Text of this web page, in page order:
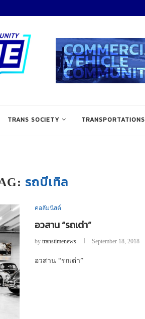
TRANS SOCIETY TRANSPORTATIONS
รถบีเทิล
คอลัมนิสต์
อวสาน “รถเต่า”
by transtimenews September 18, 2018
อวสาน “รถเต่า”